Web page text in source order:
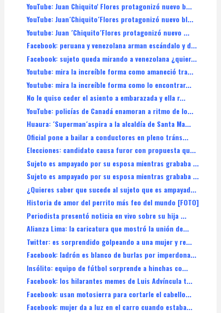
YouTube: Juan Chiquito' Flores protagonizó nuevo b...
YouTube: Juan´Chiquito´Flores protagonizó nuevo bl...
Youtube: Juan ´Chiquito´Flores protagonizó nuevo ...
Facebook: peruana y venezolana arman escándalo y d...
Facebook: sujeto queda mirando a venezolana ¿quier...
Youtube: mira la increíble forma como amaneció tra...
Youtube: mira la increíble forma como lo encontrar...
No le quiso ceder el asiento a embarazada y ella r...
YouTube: policías de Canadá enamoran a ritmo de lo...
Huaura: ´Superman´aspira a la alcaldía de Santa Ma...
Oficial pone a bailar a conductores en pleno tráns...
Elecciones: candidato causa furor con propuesta qu...
Sujeto es ampayado por su esposa mientras grababa ...
Sujeto es ampayado por su esposa mientras grababa ...
¿Quieres saber que sucede al sujeto que es ampayad...
Historia de amor del perrito más feo del mundo [FOTO]
Periodista presentó noticia en vivo sobre su hija ...
Alianza Lima: la caricatura que mostró la unión de...
Twitter: es sorprendido golpeando a una mujer y re...
Facebook: ladrón es blanco de burlas por imperdona...
Insólito: equipo de fútbol sorprende a hinchas co...
Facebook: los hilarantes memes de Luis Advíncula t...
Facebook: usan motosierra para cortarle el cabello...
Facebook: mujer da a luz en el carro cuando estaba...